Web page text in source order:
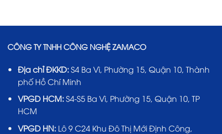
CÔNG TY TNHH CÔNG NGHỆ ZAMACO
Địa chỉ ĐKKD:S4 Ba Vì, Phường 15, Quận 10, Thành
phố Hồ Chí Minh
VPGD HCM:S4-S5 Ba Vì, Phường 15, Quận 10, TP
HCM
VPGD HN:Lô 9 C24 Khu Đô Thị Mới Định Công,